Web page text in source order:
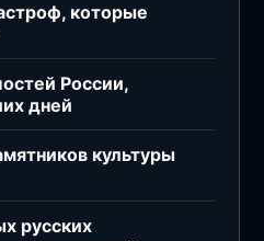
которые
России,
дней
культуры
русских